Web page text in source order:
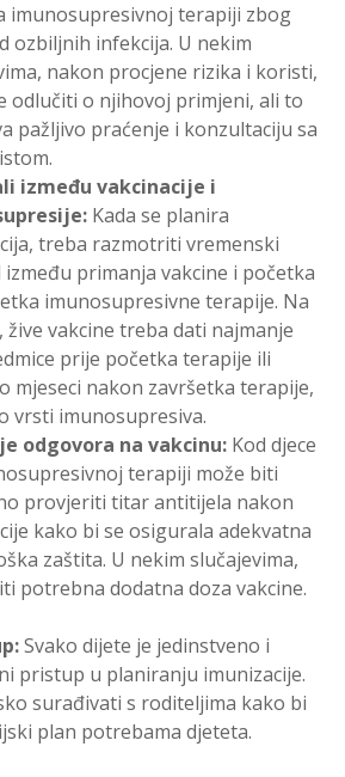
imunosupresivnoj terapiji zbog
ozbiljnih infekcija. U nekim
nakon procjene rizika i koristi,
odlučiti o njihovoj primjeni, ali to
pažljivo praćenje i konzultaciju sa
između vakcinacije i
Kada se planira
treba razmotriti vremenski
primanja vakcine i početka
imunosupresivne terapije. Na
žive vakcine treba dati najmanje
prije početka terapije ili
mjeseci nakon završetka terapije,
vrsti imunosupresiva.
odgovora na vakcinu: Kod djece
terapiji može biti
provjeriti titar antitijela nakon
kako bi se osigurala adekvatna
zaštita. U nekim slučajevima,
potrebna dodatna doza vakcine.
Svako dijete je jedinstveno i
pristup u planiranju imunizacije.
surađivati s roditeljima kako bi
plan potrebama djeteta.